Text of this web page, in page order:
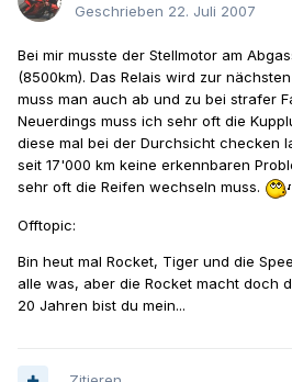
Geschrieben 22. Juli 2007
Bei mir musste der Stellmotor am
(8500km). Das Relais wird zur
muss man auch ab und zu bei strafer
Neuerdings muss ich sehr oft die
diese mal bei der Durchsicht checken
seit 17'000 km keine erkennbaren
sehr oft die Reifen wechseln muss.
Offtopic:
Bin heut mal Rocket, Tiger und die
alle was, aber die Rocket macht doch
20 Jahren bist du mein...